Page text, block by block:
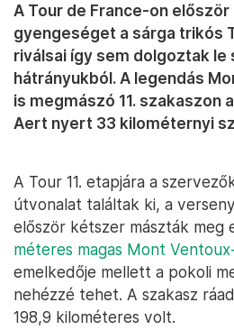
A Tour de France-on
gyengeséget a sárga trikós
riválsai így sem dolgoztak le
hátrányukból. A legendás
is megmászó 11. szakaszon
Aert nyert 33 kilométernyi
A Tour 11. etapjára a
útvonalat találtak ki, a
először kétszer mászták meg
méteres magas Mont
emelkedője mellett a pokoli
nehézzé tehet. A szakasz
198,9 kilométeres volt.